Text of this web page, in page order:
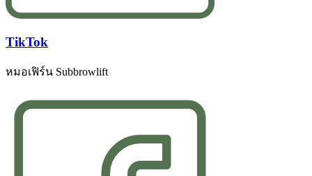
TikTok
หมอเฟิร์น Subbrowlift